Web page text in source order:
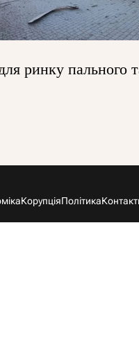
ринку пального
КорупціяПолітика